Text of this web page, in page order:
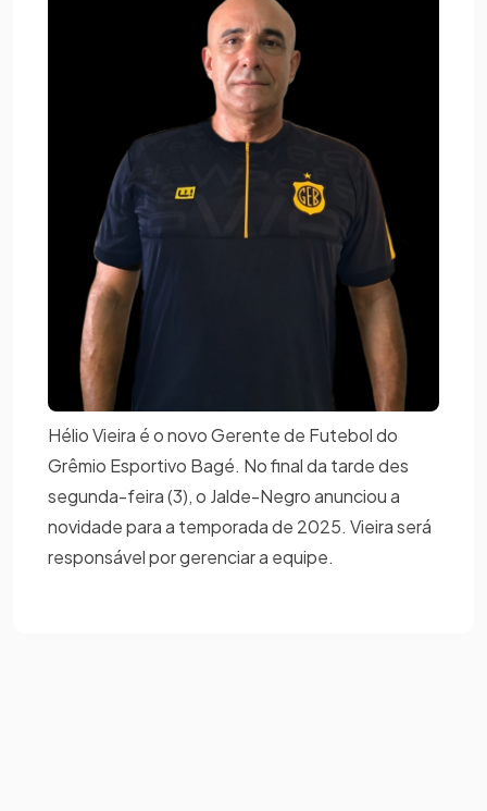
Hélio Vieira é o novo Gerente de Futebol do
Grêmio Esportivo Bagé. No final da tarde des
segunda-feira (3), o Jalde-Negro anunciou a
novidade para a temporada de 2025. Vieira será
responsável por gerenciar a equipe.